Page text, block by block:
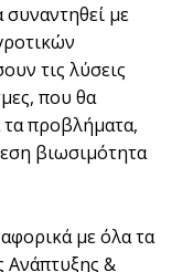
συναντηθεί με
τις λύσεις
που θα
τα προβλήματα,
βιωσιμότητα
με όλα τα
Ανάπτυξης &